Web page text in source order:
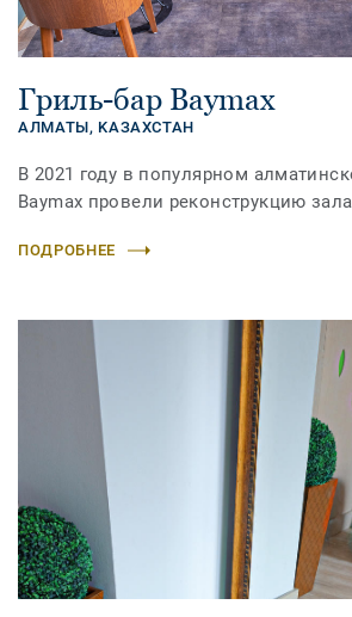
Гриль-бар Baymax
АЛМАТЫ, KАЗАХСТАН
В 2021 году в популярном
Baymax провели реконструкцию
ПОДРОБНЕЕ